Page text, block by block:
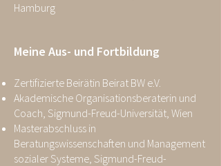
Hamburg
Meine Aus- und Fortbildung
Zertifizierte Beirätin Beirat BW e.V.
Akademische Organisationsberaterin und
Coach, Sigmund-Freud-Universität, Wien
Masterabschluss in
Beratungswissenschaften und Management
sozialer Systeme, Sigmund-Freud-